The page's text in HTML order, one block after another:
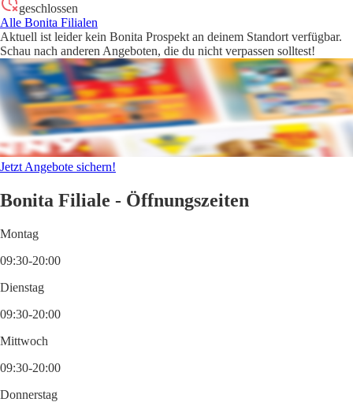
geschlossen
Alle Bonita Filialen
Aktuell ist leider kein Bonita Prospekt an deinem Standort verfügbar.
Schau nach anderen Angeboten, die du nicht verpassen solltest!
Jetzt Angebote sichern!
Bonita Filiale - Öffnungszeiten
Montag
09:30-20:00
Dienstag
09:30-20:00
Mittwoch
09:30-20:00
Donnerstag